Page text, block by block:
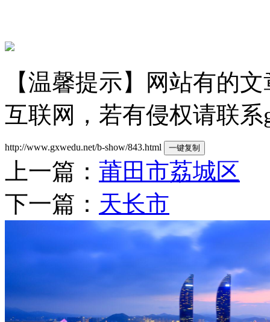
【温馨提示】网站有的
互联网，若有侵权请联系
http://www.gxwedu.net/b-show/843.html 一键复制
上一篇： 莆田市荔城区
下一篇： 天长市